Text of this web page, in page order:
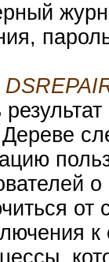
от